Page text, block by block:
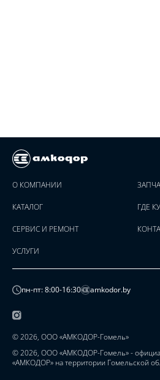
О КОМПАНИИ
КАТАЛОГ
СЕРВИС И РЕМОНТ
УСЛУГИ
ГДЕ
пн-пт: 8:00-16:30 amkodor.by
© 2026, ООО «АМКОДОР-Гомель»
© 2026, ООО «АМКОДОР-Гомель» -
«АМКОДОР» на территории Гомельской